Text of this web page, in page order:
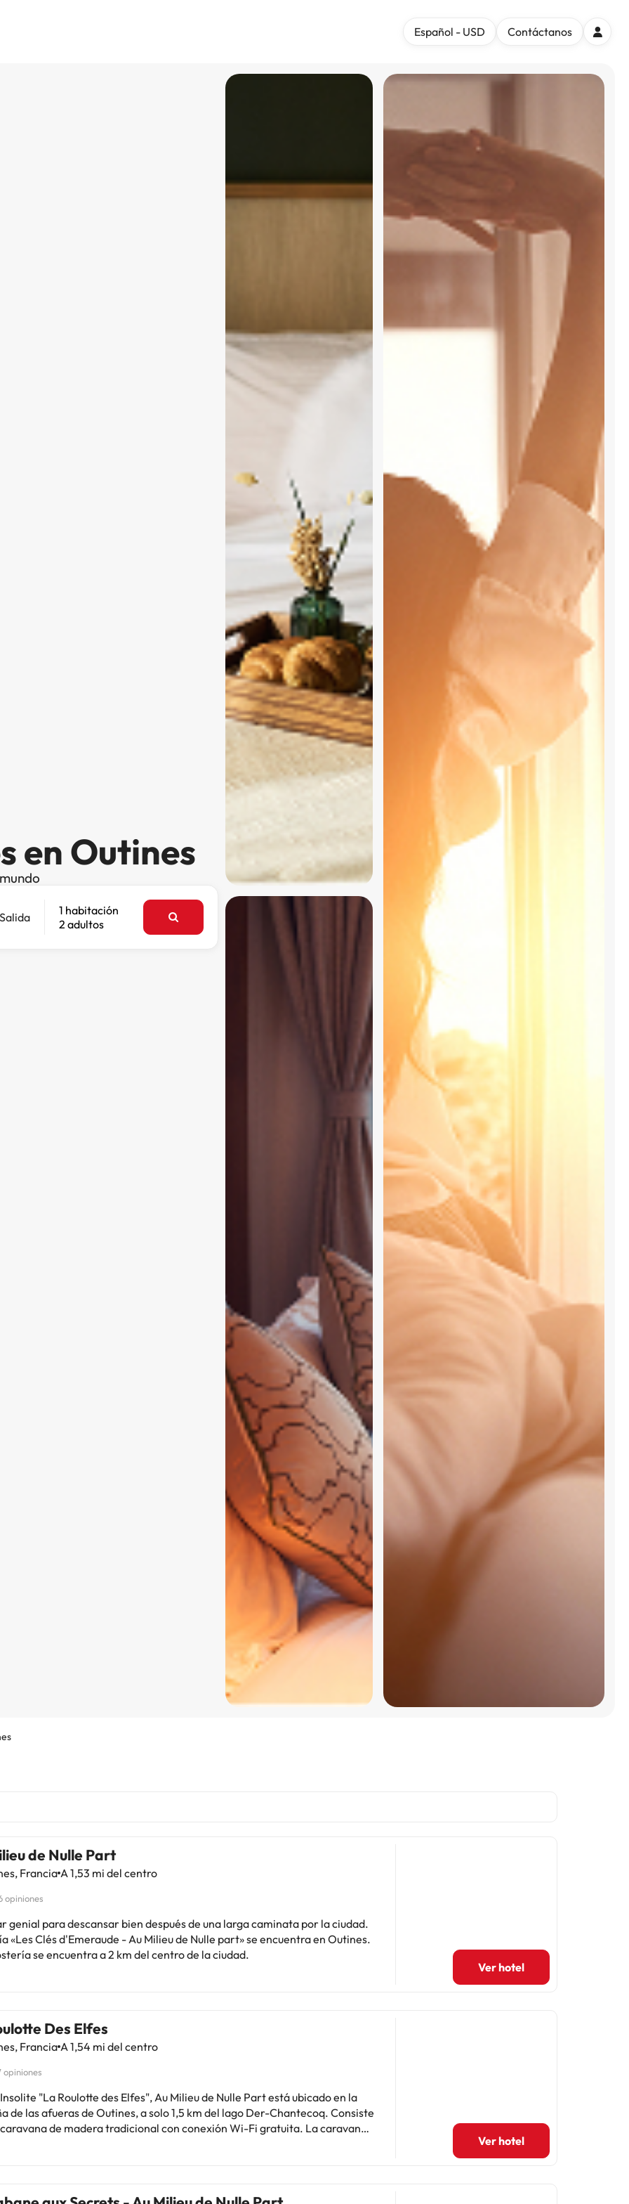
Español - USD Contáctanos
en Outines
Salida
1 habitación
2 adultos
de Nulle Part
Francia A 1,53 mi del centro
opiniones
genial para descansar bien después de una larga caminata por la ciudad.
«Les Clés d'Emeraude - Au Milieu de Nulle part» se encuentra en Outines.
se encuentra a 2 km del centro de la ciudad.
Ver hotel
Des Elfes
Francia A 1,54 mi del centro
opiniones
"La Roulotte des Elfes", Au Milieu de Nulle Part está ubicado en la
de las afueras de Outines, a solo 1,5 km del lago Der-Chantecoq. Consiste
de madera tradicional con conexión Wi-Fi gratuita. La caravana
Ver hotel